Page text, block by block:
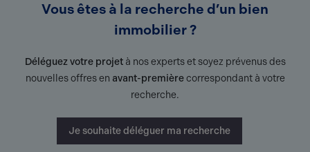
Vous êtes à la recherche d’un bien
immobilier ?
Déléguez votre projetà nos experts et soyez prévenus des
nouvelles offres en avant-premièrecorrespondant à votre
recherche.
Je souhaite déléguer ma recherche